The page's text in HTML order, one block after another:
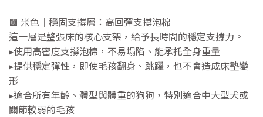
🟫 米色｜穩固支撐層：高回彈支撐泡棉
這一層是整張床的核心支架，給予長時間的穩定支撐力。
▸使用高密度支撐泡棉，不易塌陷、能承托全身重量
▸提供穩定彈性，即使毛孩翻身、跳躍，也不會造成床墊變
形
▸適合所有年齡、體型與體重的狗狗，特別適合中大型犬或
關節較弱的毛孩